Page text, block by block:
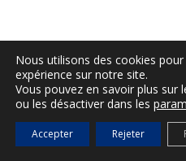
SAINT-
Nous utilisons des cookies
expérience sur notre site.
Vous pouvez en savoir plus sur
ou les désactiver dans les
Accepter Rejeter